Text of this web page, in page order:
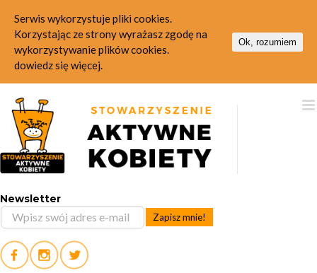
content
Newsletter
Serwis wykorzystuje pliki cookies.
Korzystając ze strony wyrażasz zgodę na
wykorzystywanie plików cookies.
dowiedz się więcej.
Ok, rozumiem